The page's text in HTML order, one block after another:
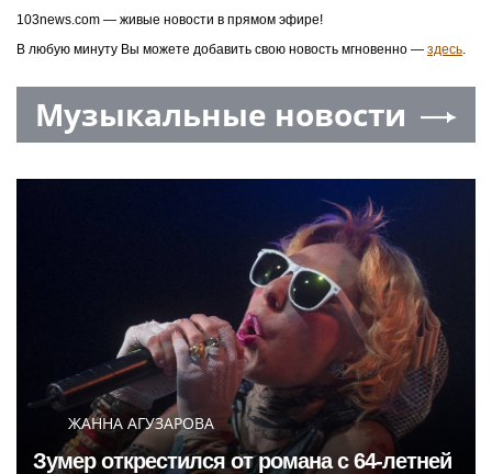
103news.com — живые новости в прямом эфире!
В любую минуту Вы можете добавить свою новость мгновенно — здесь.
Музыкальные новости
ЖАННА АГУЗАРОВА
Зумер открестился от романа с 64-летней